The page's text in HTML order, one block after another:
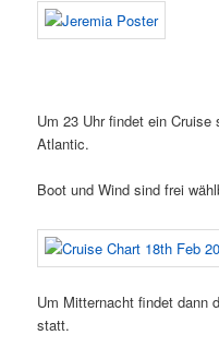
Um 23 Uhr findet ein
Atlantic.
Boot und Wind sind frei
Um Mitternacht findet dann
statt.